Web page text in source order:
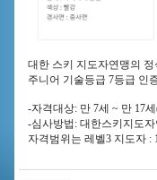
대한 스키 지도자연맹의
주니어 기술등급 7등급 인
-자격대상: 만 7세 ~ 만 17
-심사방법: 대한스키지도
자격범위는 레벨3 지도자 :